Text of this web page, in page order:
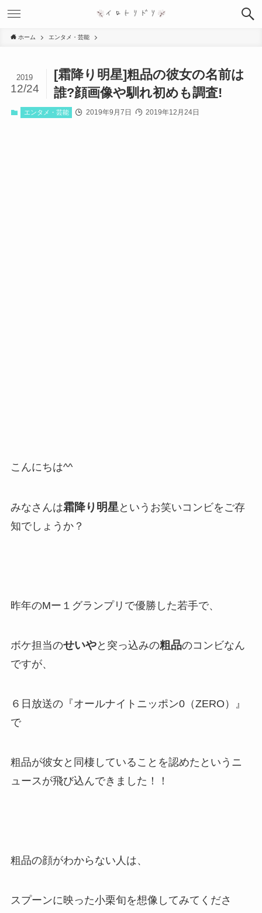
ホーム エンタメ・芸能
[霜降り明星]粗品の彼女の名前は
誰?顔画像や馴れ初めも調査!
2019
12/24
エンタメ・芸能 2019年9月7日 2019年12月24日
こんにちは^^
みなさんは霜降り明星 というお笑いコンビをご存
知でしょうか？
昨年のMー１グランプリで優勝した若手で、
ボケ担当のせいやと突っ込みの粗品のコンビなん
ですが、
６日放送の『オールナイトニッポン0（ZERO）』
で
粗品が彼女と同棲していることを認めたというニ
ュースが飛び込んできました！！
粗品の顔がわからない人は、
スプーンに映った小栗旬を想像してみてくださ